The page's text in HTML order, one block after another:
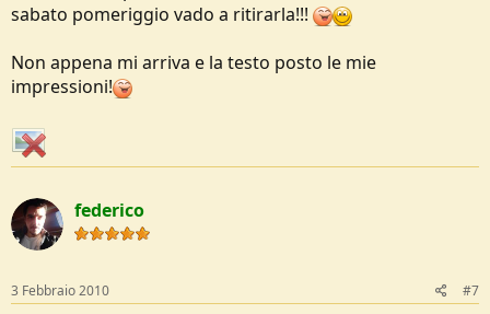
sabato pomeriggio vado a ritirarla!!!
Non appena mi arriva e la testo posto le mie
impressioni!
federico
3 Febbraio 2010 #7